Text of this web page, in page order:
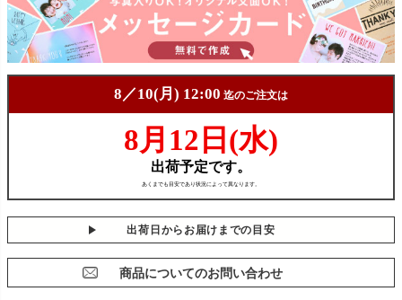
出荷日からお届けまでの目安
商品についてのお問い合わせ